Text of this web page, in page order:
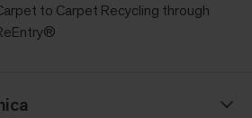
to Carpet Recycling through